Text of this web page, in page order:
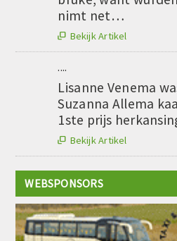
nimt net…
 Bekijk Artikel
....
Lisanne Venema
Suzanna Allema
1ste prijs
 Bekijk Artikel
WEBSPONSORS